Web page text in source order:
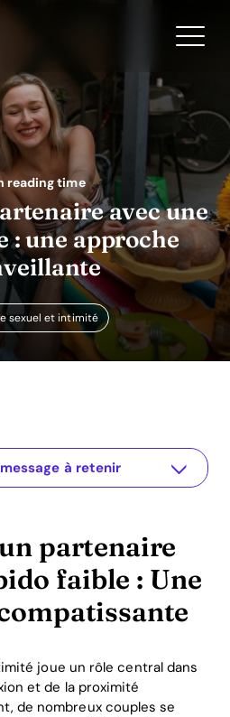
reading time
avec une
: une approche
sexuel et intimité
libido faible : Une approche compatissante
votre relation
t-il ?
pratiquesà retenir
partenaire
faible : Une
joue un rôle central dans
et de la proximité
de nombreux couples se